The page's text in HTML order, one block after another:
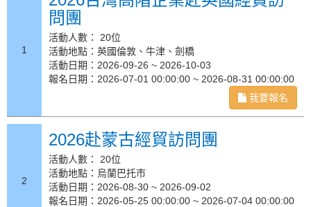
1
問團
活動人數： 20位
活動地點：英國倫敦、牛津、劍橋
活動日期：2026-09-26 ~ 2026-10-03
報名日期：2026-07-01 00:00:00 ~ 2026-08-31 00:00:00
我要報名
2
2026赴蒙古經貿訪問團
活動人數： 20位
活動地點：烏蘭巴托市
活動日期：2026-08-30 ~ 2026-09-02
報名日期：2026-05-25 00:00:00 ~ 2026-07-04 00:00:00